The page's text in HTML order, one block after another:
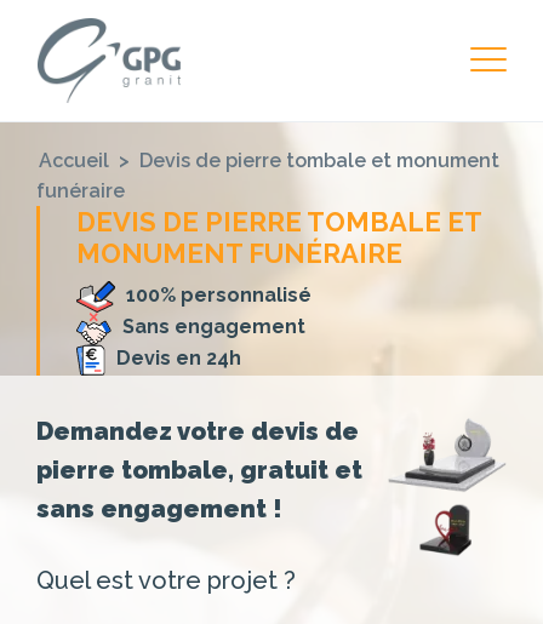
Accueil > Devis de pierre tombale et monument
funéraire
DEVIS DE PIERRE TOMBALE ET
MONUMENT FUNÉRAIRE
100% personnalisé
Sans engagement
Devis en 24h
Demandez votre devis de
pierre tombale, gratuit et
sans engagement !
Quel est votre projet ?